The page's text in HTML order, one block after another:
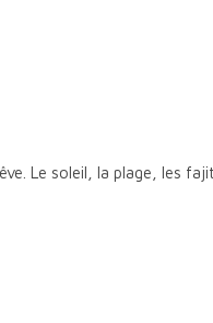
Le soleil, la plage, les